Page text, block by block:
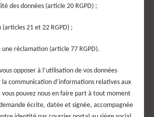
des données (article 20 RGPD) ;
(articles 21 et 22 RGPD) ;
réclamation (article 77 RGPD).
opposer à l’utilisation de vos données
la communication d’informations relatives aux
vous pouvez nous en faire part à tout moment
écrite, datée et signée, accompagnée